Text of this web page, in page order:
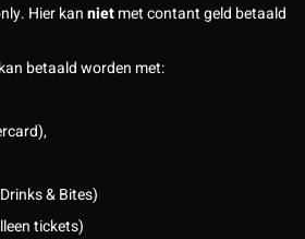
Hier kannietmet contant geld betaald
betaald worden met:
& Bites)
tickets)